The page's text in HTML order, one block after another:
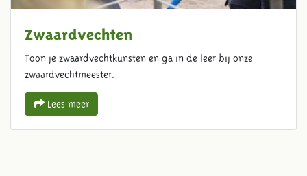
Zwaardvechten
Toon je zwaardvechtkunsten en ga in de leer bij onze
zwaardvechtmeester.
Lees meer